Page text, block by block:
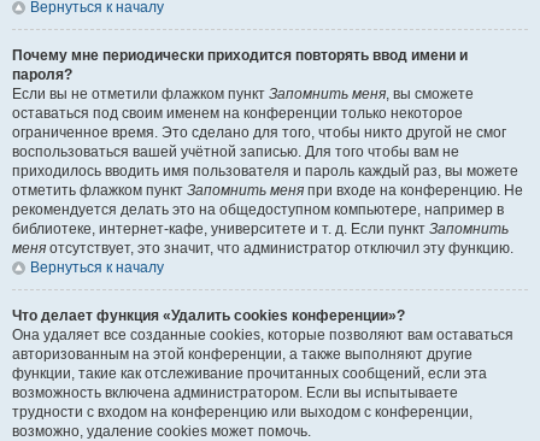
Вернуться к началу
Почему мне периодически приходится повторять ввод имени и
пароля?
Если вы не отметили флажком пункт Запомнить меня, вы сможете
оставаться под своим именем на конференции только некоторое
ограниченное время. Это сделано для того, чтобы никто другой не смог
воспользоваться вашей учётной записью. Для того чтобы вам не
приходилось вводить имя пользователя и пароль каждый раз, вы можете
отметить флажком пункт Запомнить меня при входе на конференцию. Не
рекомендуется делать это на общедоступном компьютере, например в
библиотеке, интернет-кафе, университете и т. д. Если пункт Запомнить
меня отсутствует, это значит, что администратор отключил эту функцию.
Вернуться к началу
Что делает функция «Удалить cookies конференции»?
Она удаляет все созданные cookies, которые позволяют вам оставаться
авторизованным на этой конференции, а также выполняют другие
функции, такие как отслеживание прочитанных сообщений, если эта
возможность включена администратором. Если вы испытываете
трудности с входом на конференцию или выходом с конференции,
возможно, удаление cookies может помочь.